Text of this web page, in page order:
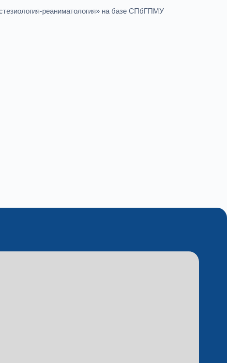
реаниматология» на базе СПбГПМУ